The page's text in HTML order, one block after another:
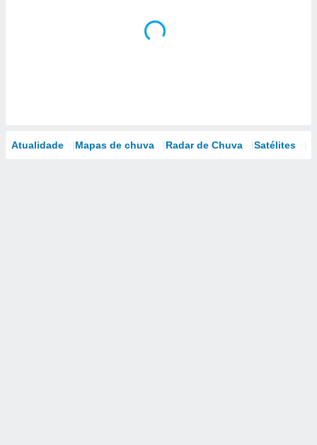
Atualidade Mapas de chuva Radar de Chuva Satélites